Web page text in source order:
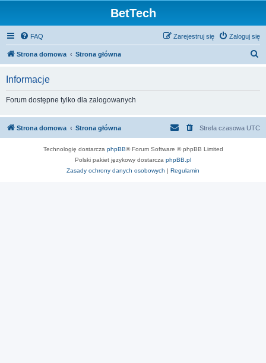
BetTech
FAQ Zaloguj się
Zarejestruj się
Strona domowa Strona główna
Informacje
Forum dostępne tylko dla zalogowanych
Strona domowa Strona główna Strefa czasowa UTC
Technologię dostarcza phpBB® Forum Software © phpBB Limited
Polski pakiet językowy dostarcza phpBB.pl
Zasady ochrony danych osobowych | Regulamin